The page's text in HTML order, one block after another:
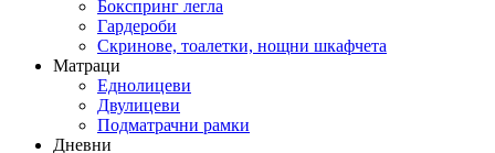
Бокспринг легла
Гардероби
Скринове, тоалетки, нощни шкафчета
Матраци
Еднолицеви
Двулицеви
Подматрачни рамки
Дневни